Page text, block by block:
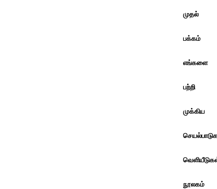
முதல்
பக்கம்
எங்களை
பற்றி
முக்கிய
நூலகம்